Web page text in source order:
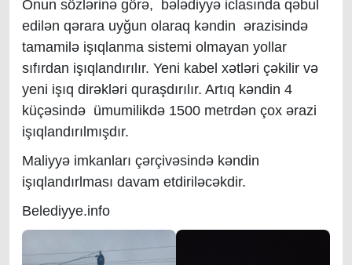
Onun sözlərinə görə, bələdiyyə iclasında qəbul
edilən qərara uyğun olaraq kəndin ərazisində
tamamilə işıqlanma sistemi olmayan yollar
sıfırdan işıqlandırılır. Yeni kabel xətləri çəkilir və
yeni işıq dirəkləri quraşdırılır. Artıq kəndin 4
küçəsində ümumilikdə 1500 metrdən çox ərazi
işıqlandırılmışdır.
Maliyyə imkanları çərçivəsində kəndin
işıqlandırlması davam etdiriləcəkdir.
Belediyye.info